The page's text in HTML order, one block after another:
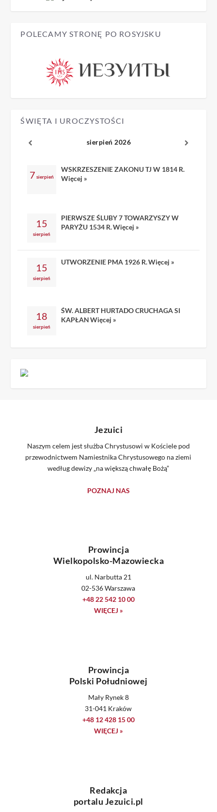
POLECAMY STRONĘ PO ROSYJSKU
ŚWIĘTA I UROCZYSTOŚCI
sierpień 2026
7 sierpień
WSKRZESZENIE ZAKONU TJ W 1814 R.
Więcej »
15
sierpień
PIERWSZE ŚLUBY 7 TOWARZYSZY W
PARYŻU 1534 R.Więcej »
15
sierpień
UTWORZENIE PMA 1926 R.Więcej »
18
sierpień
ŚW. ALBERT HURTADO CRUCHAGA SI
KAPŁAN Więcej »
Jezuici
Naszym celem jest służba Chrystusowi w Kościele pod
przewodnictwem Namiestnika Chrystusowego na ziemi
według dewizy „na większą chwałę Bożą”
POZNAJ NAS
Prowincja
Wielkopolsko-Mazowiecka
ul. Narbutta 21
02-536 Warszawa
+48 22 542 10 00
WIĘCEJ »
Prowincja
Polski Południowej
Mały Rynek 8
31-041 Kraków
+48 12 428 15 00
WIĘCEJ »
Redakcja
portalu Jezuici.pl